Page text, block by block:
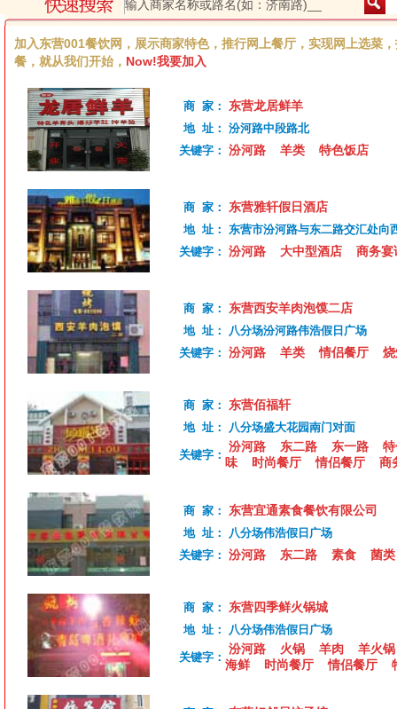
加入东营001餐饮网，展示商家特色，推行网上餐厅，实现网上选菜
餐，就从我们开始， Now!我要加入
商 家： 东营龙居鲜羊
地 址： 汾河路中段路北
关键字： 汾河路 羊类 特色饭店
商 家： 东营雅轩假日酒店
地 址： 东营市汾河路与东二路交汇处向
关键字： 汾河路 大中型酒店 商务宴
商 家： 东营西安羊肉泡馍二店
地 址：
八分场汾河路伟浩假日广场
关键字： 汾河路 羊类 情侣餐厅
商 家： 东营佰福轩
地 址： 八分场盛大花园南门对面
关键字：
汾河路 东二路 东一路
味
时尚餐厅 情侣餐厅 商
商 家： 东营宜通素食餐饮有限公司
地 址：
八分场伟浩假日广场
关键字： 汾河路 东二路 素食 菌类
商 家： 东营四季鲜火锅城
地 址： 八分场伟浩假日广场
关键字：
汾河路 火锅 羊肉
羊火锅
海鲜
时尚餐厅 情侣餐厅